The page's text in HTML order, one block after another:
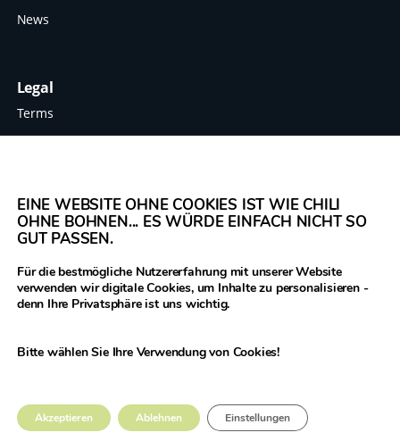
News
Legal
Terms
Data protection
Translated project funded by the European
Union through Horizon 2020, Project Grant
© 2021 Donau Soja – funded by the European Union within
the project Legumes Translated
EINE WEBSITE OHNE COOKIES IST WIE CHILI
OHNE BOHNEN... ES WÜRDE EINFACH NICHT SO
GUT PASSEN.
Für die bestmögliche Nutzererfahrung mit unserer Website
verwenden wir digitale Cookies, um Inhalte zu personalisieren -
denn Ihre Privatsphäre ist uns wichtig.
Bitte wählen Sie Ihre Verwendung von Cookies!
Akzeptieren Ablehnen Einstellungen